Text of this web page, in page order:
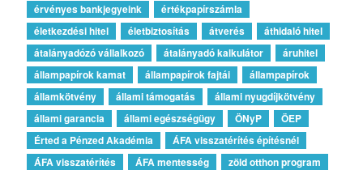
érvényes bankjegyeink
értékpapírszámla
életkezdési hitel
életbiztosítás átverés
áthidaló hitel
átalányadózó vállalkozó
átalányadó kalkulátor
áruhitel
állampapírok kamat
állampapírok fajtái
állampapírok
államkötvény
állami támogatás
állami nyugdíjkötvény
állami garancia
állami egészségügy ÖNyP
ÖEP
Érted a Pénzed Akadémia
ÁFA visszatérítés építésnél
ÁFA visszatérítés
ÁFA mentesség
zöld otthon program